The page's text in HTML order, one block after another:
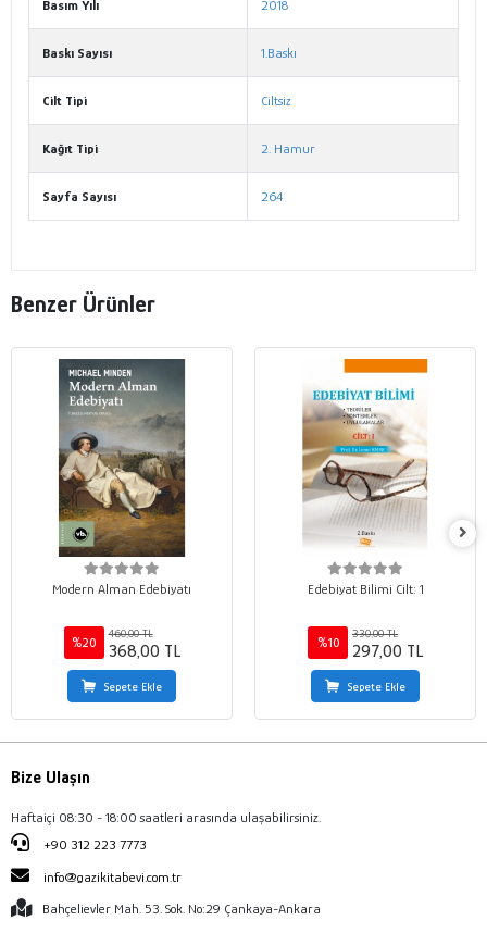
Basım Yılı 2018
Baskı Sayısı 1.Baskı
Cilt Tipi Ciltsiz
Kağıt Tipi 2. Hamur
Sayfa Sayısı 264
Benzer Ürünler
Modern Alman Edebiyatı
%20
460,00 TL
368,00 TL
Sepete Ekle
Edebiyat Bilimi Cilt: 1
%10
330,00 TL
297,00 TL
Sepete Ekle
Bize Ulaşın
Haftaiçi 08:30 - 18:00 saatleri arasında ulaşabilirsiniz.
+90 312 223 7773
info@gazikitabevi.com.tr
Bahçelievler Mah. 53. Sok. No:29 Çankaya-Ankara